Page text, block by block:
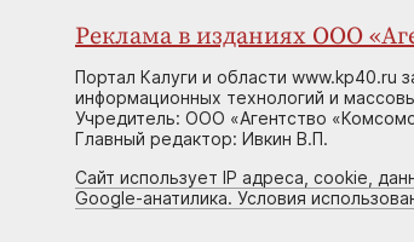
Реклама в изданиях ООО
Портал Калуги и области www.kp40.ru
информационных технологий и
Учредитель: ООО «Агентство
Главный редактор: Ивкин В.П.
Сайт использует IP адреса, cookie,
Google-анатилика. Условия